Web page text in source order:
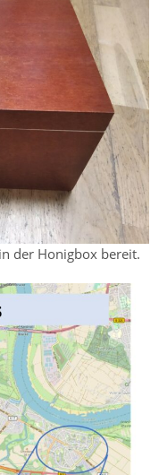
der Honigbox bereit.